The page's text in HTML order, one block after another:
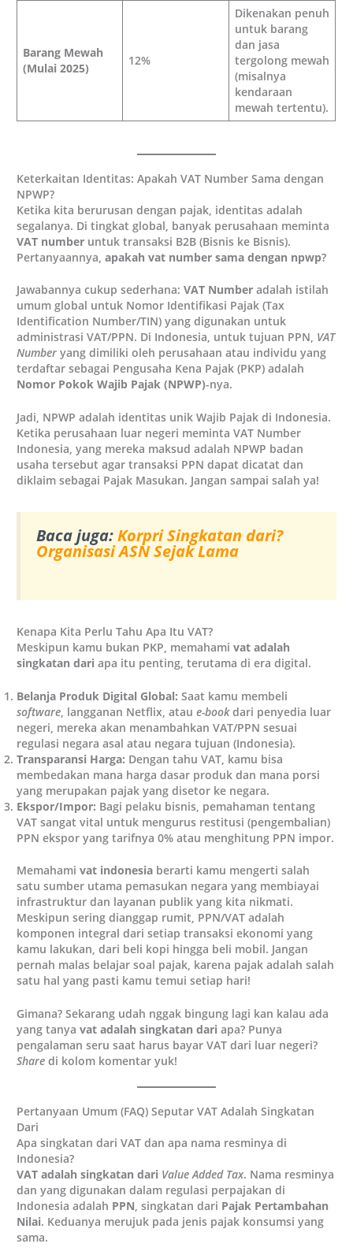
Barang Mewah
(Mulai 2025)
12%
Dikenakan penuh
untuk barang
dan jasa
tergolong mewah
(misalnya
kendaraan
mewah tertentu).
Keterkaitan Identitas: Apakah VAT Number Sama dengan
NPWP?
Ketika kita berurusan dengan pajak, identitas adalah
segalanya. Di tingkat global, banyak perusahaan meminta
VAT number untuk transaksi B2B (Bisnis ke Bisnis).
Pertanyaannya,apakah vat number sama dengan npwp?
Jawabannya cukup sederhana:VAT Number adalah istilah
umum global untuk Nomor Identifikasi Pajak (Tax
Identification Number/TIN) yang digunakan untuk
administrasi VAT/PPN. Di Indonesia, untuk tujuan PPN, VAT
Number yang dimiliki oleh perusahaan atau individu yang
terdaftar sebagai Pengusaha Kena Pajak (PKP) adalah
Nomor Pokok Wajib Pajak (NPWP)-nya.
Jadi, NPWP adalah identitas unik Wajib Pajak di Indonesia.
Ketika perusahaan luar negeri meminta VAT Number
Indonesia, yang mereka maksud adalah NPWP badan
usaha tersebut agar transaksi PPN dapat dicatat dan
diklaim sebagai Pajak Masukan. Jangan sampai salah ya!
Baca juga:Korpri Singkatan dari?
Organisasi ASN Sejak Lama
Kenapa Kita Perlu Tahu Apa Itu VAT?
Meskipun kamu bukan PKP, memahamivat adalah
singkatan dari apa itu penting, terutama di era digital.
Belanja Produk Digital Global: Saat kamu membeli
software, langganan Netflix, ataue-bookdari penyedia luar
negeri, mereka akan menambahkan VAT/PPN sesuai
regulasi negara asal atau negara tujuan (Indonesia).
Transparansi Harga: Dengan tahu VAT, kamu bisa
membedakan mana harga dasar produk dan mana porsi
yang merupakan pajak yang disetor ke negara.
Ekspor/Impor: Bagi pelaku bisnis, pemahaman tentang
VAT sangat vital untuk mengurus restitusi (pengembalian)
PPN ekspor yang tarifnya 0% atau menghitung PPN impor.
Memahamivat indonesia berarti kamu mengerti salah
satu sumber utama pemasukan negara yang membiayai
infrastruktur dan layanan publik yang kita nikmati.
Meskipun sering dianggap rumit, PPN/VAT adalah
komponen integral dari setiap transaksi ekonomi yang
kamu lakukan, dari beli kopi hingga beli mobil. Jangan
pernah malas belajar soal pajak, karena pajak adalah salah
satu hal yang pasti kamu temui setiap hari!
Gimana? Sekarang udah nggak bingung lagi kan kalau ada
yang tanyavat adalah singkatan dari apa? Punya
pengalaman seru saat harus bayar VAT dari luar negeri?
Share di kolom komentar yuk!
Pertanyaan Umum (FAQ) Seputar VAT Adalah Singkatan
Dari
Apa singkatan dari VAT dan apa nama resminya di
Indonesia?
VAT adalah singkatan dari Value Added Tax. Nama resminya
dan yang digunakan dalam regulasi perpajakan di
Indonesia adalah PPN , singkatan dari Pajak Pertambahan
Nilai. Keduanya merujuk pada jenis pajak konsumsi yang
sama.